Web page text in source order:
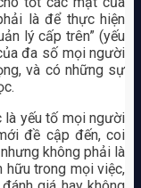
là để thực hiện
lý cấp trên” (yếu
đa số mọi người
và có những sự
là yếu tố mọi người
đề cập đến, coi
không phải là
hữu trong mọi việc,